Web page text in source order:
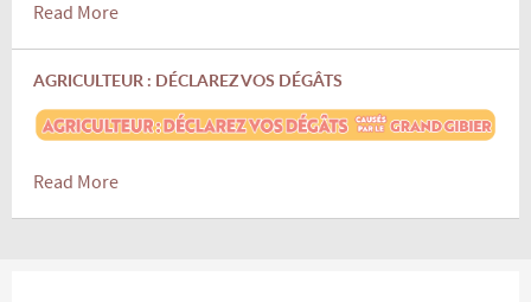
Read More
AGRICULTEUR : DÉCLAREZ VOS DÉGÂTS
Read More